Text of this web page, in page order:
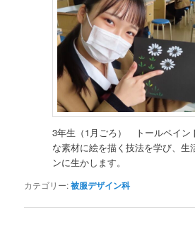
3年生（1月ごろ） トールペイ
な素材に絵を描く技法を学び、生
ンに生かします。
カテゴリー:被服デザイン科